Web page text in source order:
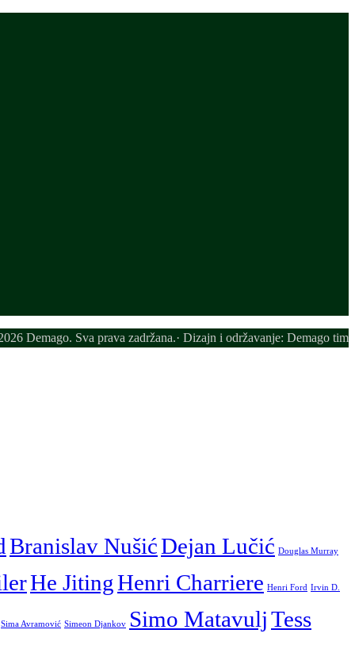
Demago. Sva prava zadržana.· Dizajn i održavanje: Demago tim
Branislav NušićDejan Lučić Douglas Murray
He JitingHenri Charriere Henri Ford Irvin D.
Sima Avramović Simeon Djankov Simo MatavuljTess